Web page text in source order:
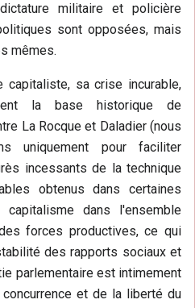
militaire et policière
sont opposées, mais
mêmes.
capitaliste, sa crise incurable,
la base historique de
La Rocque et Daladier (nous
uniquement pour faciliter
incessants de la technique
obtenus dans certaines
capitalisme dans l'ensemble
forces productives, ce qui
des rapports sociaux et
parlementaire est intimement
et de la liberté du